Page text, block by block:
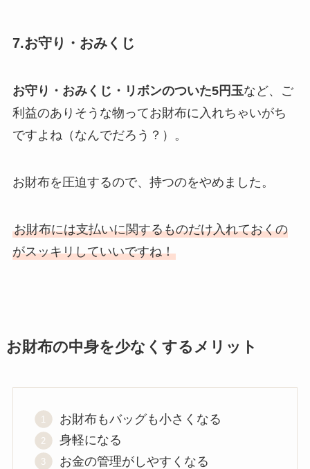
7.お守り・おみくじ
お守り・おみくじ・リボンのついた5円玉など、ご
利益のありそうな物ってお財布に入れちゃいがち
ですよね（なんでだろう？）。
お財布を圧迫するので、持つのをやめました。
お財布には支払いに関するものだけ入れておくの
がスッキリしていいですね！
お財布の中身を少なくするメリット
お財布もバッグも小さくなる
身軽になる
お金の管理がしやすくなる